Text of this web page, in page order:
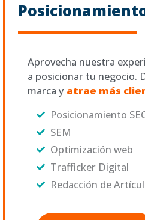
Aprovecha nuestra
a posicionar tu negocio.
marca y atrae más
Posicionamiento
SEM
Optimización web
Trafficker Digital
Redacción de